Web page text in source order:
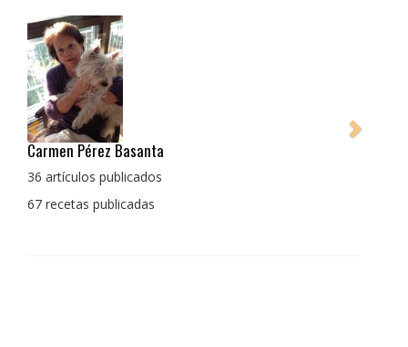
Pedro Manuel Collado Cruz
La cocina para mi es producto bien tratado sin
con un toque diferente